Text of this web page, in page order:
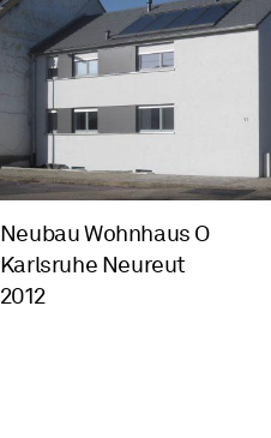
Neubau Wohnhaus O
Karlsruhe Neureut
2012